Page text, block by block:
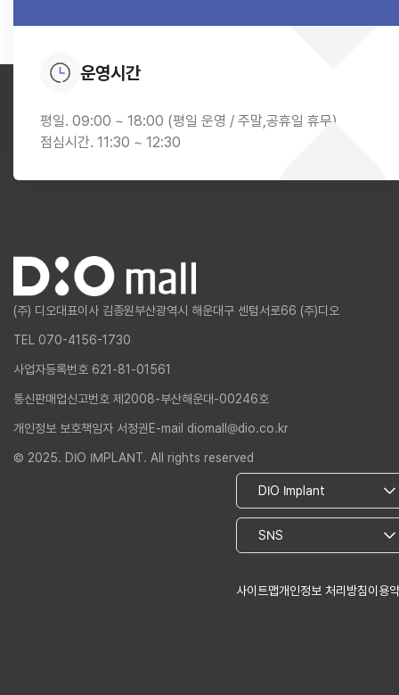
운영시간
평일. 09:00 ~ 18:00 (평일 운영 / 주말,공휴일 휴무)
점심시간. 11:30 ~ 12:30
(주) 디오대표이사 김종원부산광역시 해운대구 센텀서로66 (주)디오
TEL 070-4156-1730
사업자등록번호 621-81-01561
통신판매업신고번호 제2008-부산해운대-00246호
개인정보 보호책임자 서정권 E-mail diomall@dio.co.kr
© 2025. DIO IMPLANT. All rights reserved
사이트맵개인정보 처리방침이용